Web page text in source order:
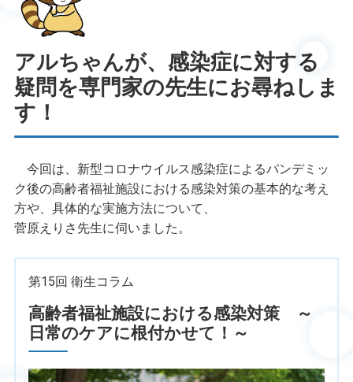
アルちゃんが、感染症に対する
疑問を専門家の先生にお尋ねしま
す！
今回は、新型コロナウイルス感染症によるパンデミッ
ク後の高齢者福祉施設における感染対策の基本的な考え
方や、具体的な実施方法について、
菅原えりさ先生に伺いました。
第15回 衛生コラム
高齢者福祉施設における感染対策 ～
日常のケアに根付かせて！～